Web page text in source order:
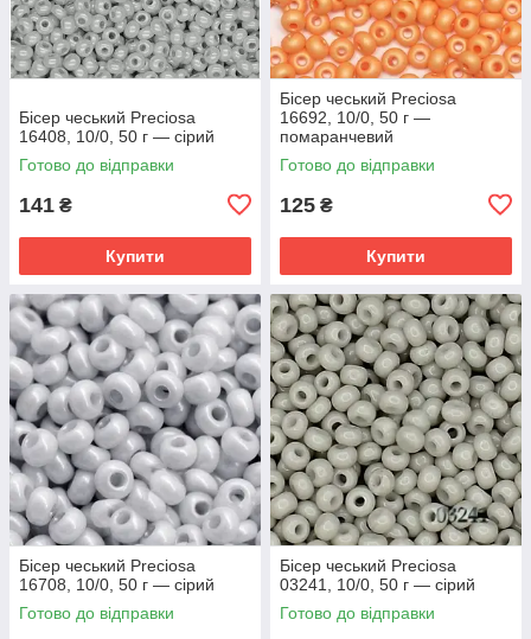
Бісер чеський Preciosa
16408, 10/0, 50 г — сірий
Готово до відправки
141 ₴
Купити
Бісер чеський Preciosa
16692, 10/0, 50 г —
помаранчевий
Готово до відправки
125 ₴
Купити
Бісер чеський Preciosa
16708, 10/0, 50 г — сірий
Готово до відправки
Бісер чеський Preciosa
03241, 10/0, 50 г — сірий
Готово до відправки